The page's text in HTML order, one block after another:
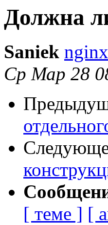
Должна
Saniek
Ср Мар 28
[ теме ] [